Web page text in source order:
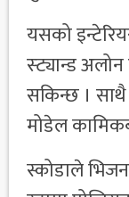
यसको
स्ट्यान्ड अलोन
सकिन्छ ।
मोडेल
स्कोडाले